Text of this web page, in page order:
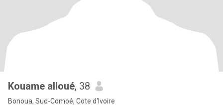
Kouame alloué, 38
Bonoua, Sud-Comoé, Cote d'Ivoire